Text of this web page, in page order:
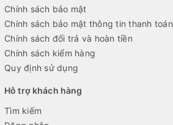
Chính sách bảo mật
Chính sách bảo mật thông tin thanh toán
Chính sách đổi trả và hoàn tiền
Chính sách kiểm hàng
Quy định sử dụng
Hỗ trợ khách hàng
Tìm kiếm